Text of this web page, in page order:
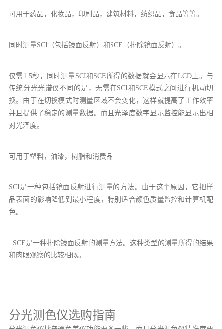
可用于药品，化妆品，印刷品，建筑材料，纺织品，食品等等。
同时测量SCI（包括镜面反射）和SCE（排除镜面反射）。
仅需1.5秒，同时测量SCI和SCE所得的数据就会显示在LCD上。与
传统分光光谱仪不同的是，无需在SCI和SCE模式之间进行机动切
换。由于在切换模式时测量区域不会变化，这样就提高了工作效率
并且提供了稳定的测量数据。而且光泽度数字显示监控能显示出相
对光泽度。
可用于塑料，油漆，树脂和消费品
SCI是一种包括镜面反射进行测量的方法。由于这个原因，它把样
品表面的影响降低到最小程度，特别适合颜色质量监控和计算机配
色。
SCE是一种排除镜面反射的测量方法。这种类型的测量所得的结果
和肉眼观察的比较相似。
分光测色仪选购指南